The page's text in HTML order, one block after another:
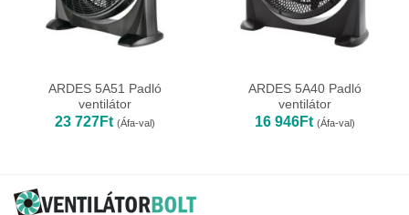
ARDES 5A51 Padló
ventilátor
23 727Ft (Áfa-val)
ARDES 5A40 Padló
ventilátor
16 946Ft (Áfa-val)